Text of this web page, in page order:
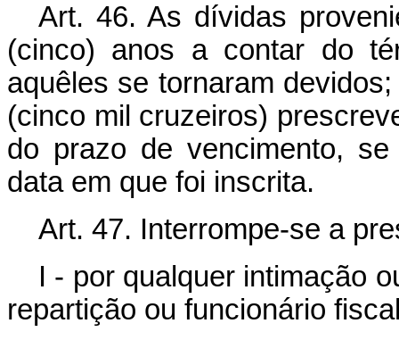
Art. 46. As dívidas
(cinco) anos a contar do
aquêles se tornaram
(cinco mil cruzeiros)
do prazo de vencimento,
data em que foi inscrita.
Art. 47. Interrompe-se a
I - por qualquer intimação
repartição ou funcionário